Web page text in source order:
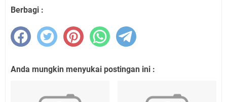
Berbagi :
Anda mungkin menyukai postingan ini :